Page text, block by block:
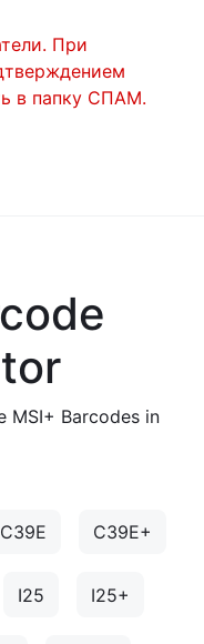
При
в папку СПАМ.
MSI+ Barcodes in
C39E C39E+
I25 I25+